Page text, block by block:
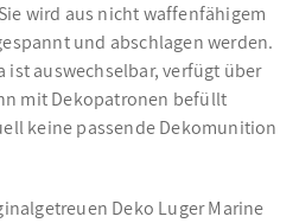
wird aus nicht waffenfähigem
und abschlagen werden.
ist auswechselbar, verfügt über
mit Dekopatronen befüllt
keine passende Dekomunition
Deko Luger Marine